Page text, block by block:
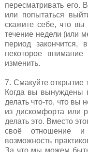
пересматривать его.
или попытаться
скажите себе, что вы
течение недели (или
период
некоторое
изменить.
7. Смакуйте
Когда вы вынуждены
делать что-то, что вы
из дискомфорта или
делать это. Вместо
своё отношение и
возможность
За что мы можем